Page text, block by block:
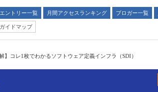
エントリー一覧 月間アクセスランキング ブロガー一覧
ガイドマップ
解】コレ1枚でわかるソフトウェア定義インフラ（SDI）